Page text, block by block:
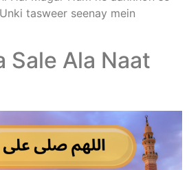
tasweer seenay mein
Sale Ala Naat